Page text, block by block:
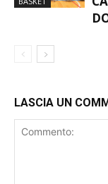
LASCIA UN